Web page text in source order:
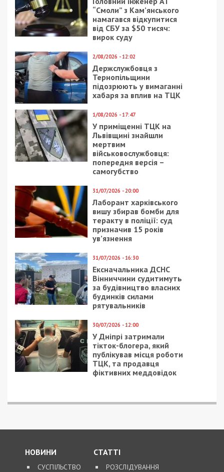
Нагадаємо, раніше ми повідомляли про те, що
посадовиця Інституту ветеринарної медицини
НААН 7 років платила зарплату знайомій, яка не
з’являлася на роботі.
Facebook
Telegram
Twitter
WhatsApp
ViberEmail
Головне за день
Метки:посадовиця,хабар
Рекламні блоки дають нам змогу
залишатися незалежними ЗМІ, а вам -
отримувати найсвіжіші новини під ними.
Приєднуйтесь також до 49000 в Google News. Слідкуйте
за останніми новинами!
Приєднатися
Читайте також
Предыдущая статья:
підозрюють у розтраті понад 9 млн грн
голови Одеської облради